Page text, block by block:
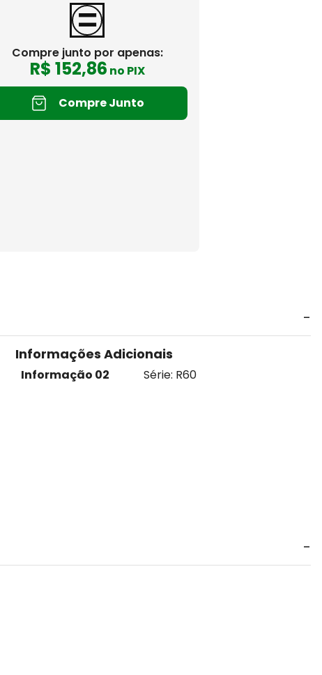
Compre junto por apenas:
R$ 152,86 no PIX
Compre Junto
Informações Adicionais
Informação 02 Série: R60